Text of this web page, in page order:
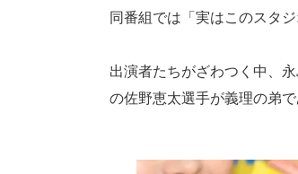
同番組では「実はこのスタ
出演者たちがざわつく中、
の佐野恵太選手が義理の弟